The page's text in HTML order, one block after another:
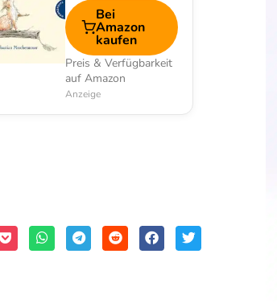
Bei
Amazon
kaufen
Preis & Verfügbarkeit
auf Amazon
Anzeige